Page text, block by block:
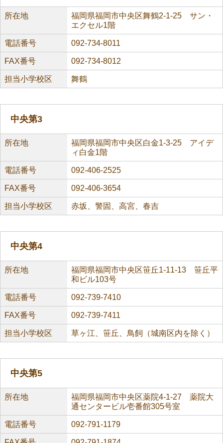
所在地
福岡県福岡市中央区舞鶴2-1-25 サン・
エクセル1階
電話番号 092-734-8011
FAX番号 092-734-8012
担当小学校区 舞鶴
中央第3
所在地
福岡県福岡市中央区白金1-3-25 アイデ
ィ白金1階
電話番号 092-406-2525
FAX番号 092-406-3654
担当小学校区 赤坂、警固、高宮、春吉
中央第4
所在地
福岡県福岡市中央区笹丘1-11-13 笹丘平
和ビル103号
電話番号 092-739-7410
FAX番号 092-739-7411
担当小学校区 草ヶ江、笹丘、鳥飼（城南区内を除く）
中央第5
所在地
福岡県福岡市中央区薬院4-1-27 薬院大
通センタービル壱番館305号室
電話番号 092-791-1179